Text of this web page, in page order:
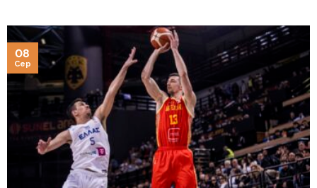
08
Сер